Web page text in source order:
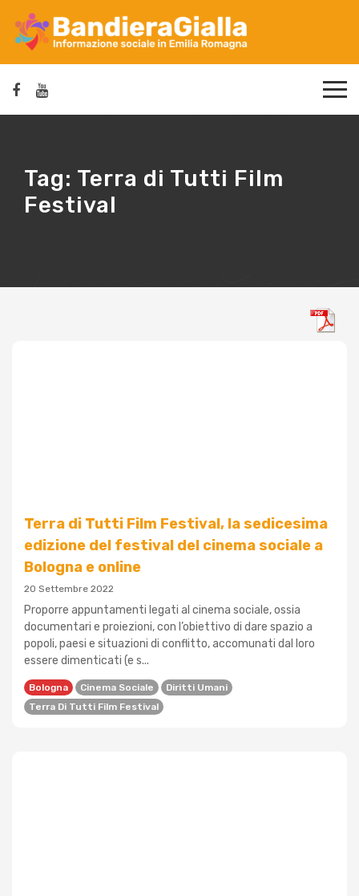
Tag: Terra di Tutti Film
Festival
Terra di Tutti Film Festival, la sedicesima
edizione del festival del cinema sociale a
Bologna e online
20 Settembre 2022
Proporre appuntamenti legati al cinema sociale, ossia
documentari e proiezioni, con l’obiettivo di dare spazio a
popoli, paesi e situazioni di conflitto, accomunati dal loro
essere dimenticati (e s...
Bologna Cinema Sociale
Diritti Umani
Terra Di Tutti Film Festival